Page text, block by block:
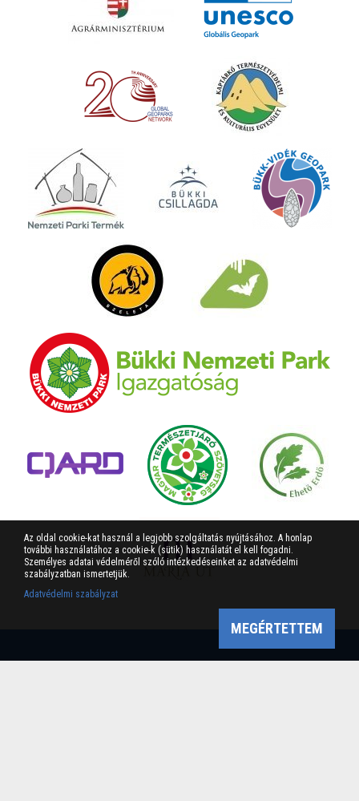
Az oldal cookie-kat használ a legjobb szolgáltatás nyújtásához. A honlap
további használatához a cookie-k (sütik) használatát el kell fogadni.
Személyes adatai védelméről szóló intézkedéseinket az adatvédelmi
szabályzatban ismertetjük.
Adatvédelmi szabályzat
MEGÉRTETTEM